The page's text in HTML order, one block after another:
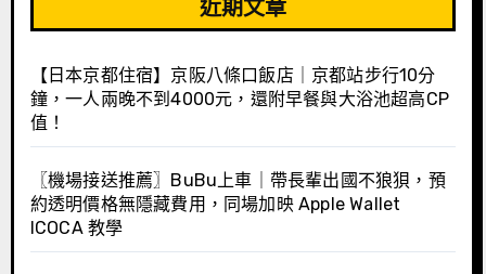
近期文章
【日本京都住宿】京阪八條口飯店｜京都站步行10分
鐘，一人兩晚不到4000元，還附早餐與大浴池超高CP
值！
〖機場接送推薦〗BuBu上車｜帶長輩出國不狼狽，預
約透明價格無隱藏費用，同場加映 Apple Wallet
ICOCA 教學